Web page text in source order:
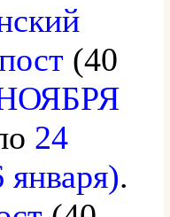
(40
24
.